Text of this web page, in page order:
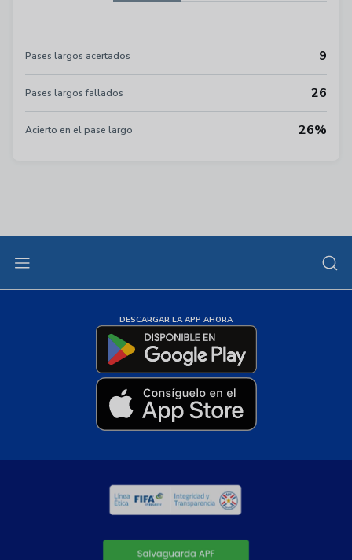
Pases largos acertados 9
Pases largos fallados 26
Acierto en el pase largo 26%
DESCARGAR LA APP AHORA